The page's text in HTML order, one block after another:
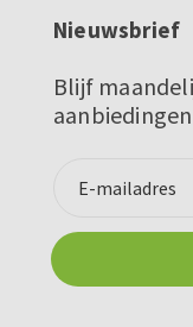
Nieuwsbrief
Blijf